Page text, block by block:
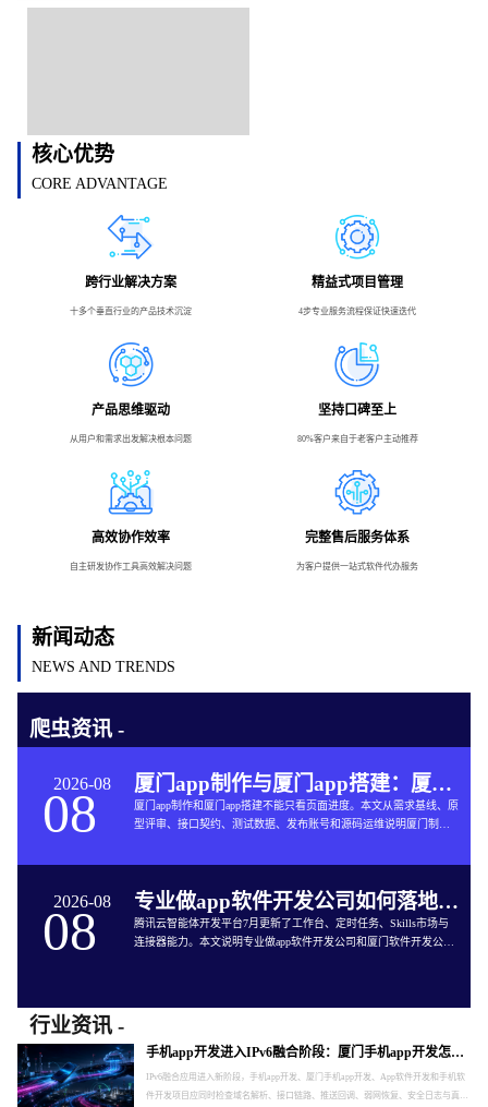
核心优势
CORE ADVANTAGE
跨行业解决方案
十多个垂直行业的产品技术沉淀
精益式项目管理
4步专业服务流程保证快速迭代
产品思维驱动
从用户和需求出发解决根本问题
坚持口碑至上
80%客户来自于老客户主动推荐
高效协作效率
自主研发协作工具高效解决问题
完整售后服务体系
为客户提供一站式软件代办服务
新闻动态
NEWS AND TRENDS
爬虫资讯 -
2026-08
08 厦门app制作与厦门app搭建：厦门App开发的六个交付关口
厦门app制作和厦门app搭建不能只看页面进度。本文从需求基线、原
型评审、接口契约、测试数据、发布账号和源码运维说明厦门制作
2026-08
08 专业做app软件开发公司如何落地企业智能体工作台
腾讯云智能体开发平台7月更新了工作台、定时任务、Skills市场与
连接器能力。本文说明专业做app软件开发公司和厦门软件开发公司
行业资讯 -
手机app开发进入IPv6融合阶段：厦门手机app开发怎样验收真实网络
IPv6融合应用进入新阶段，手机app开发、厦门手机app开发、App软件开发和手机软
件开发项目应同时检查域名解析、接口链路、推送回调、弱网恢复、安全日志与真实